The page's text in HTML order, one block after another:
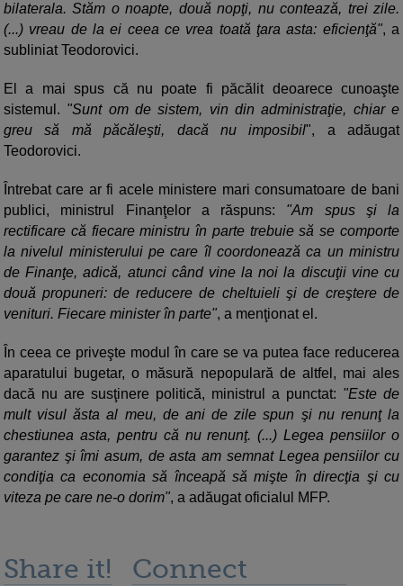
bilaterala. Stăm o noapte, două nopţi, nu contează, trei zile.
(...) vreau de la ei ceea ce vrea toată ţara asta: eficienţă", a
subliniat Teodorovici.
El a mai spus că nu poate fi păcălit deoarece cunoaşte
sistemul. "Sunt om de sistem, vin din administraţie, chiar e
greu să mă păcăleşti, dacă nu imposibil", a adăugat
Teodorovici.
Întrebat care ar fi acele ministere mari consumatoare de bani
publici, ministrul Finanţelor a răspuns: "Am spus şi la
rectificare că fiecare ministru în parte trebuie să se comporte
la nivelul ministerului pe care îl coordonează ca un ministru
de Finanţe, adică, atunci când vine la noi la discuţii vine cu
două propuneri: de reducere de cheltuieli şi de creştere de
venituri. Fiecare minister în parte", a menţionat el.
În ceea ce priveşte modul în care se va putea face reducerea
aparatului bugetar, o măsură nepopulară de altfel, mai ales
dacă nu are susţinere politică, ministrul a punctat: "Este de
mult visul ăsta al meu, de ani de zile spun şi nu renunţ la
chestiunea asta, pentru că nu renunţ. (...) Legea pensiilor o
garantez şi îmi asum, de asta am semnat Legea pensiilor cu
condiţia ca economia să înceapă să mişte în direcţia şi cu
viteza pe care ne-o dorim", a adăugat oficialul MFP.
Share it! Connect